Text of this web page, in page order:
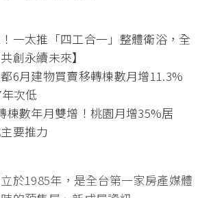
！一太推「四工合一」整體衛浴，全
創永續未來】
6月建物買賣移轉棟數月增11.3%
次低
棟數年月雙增！桃園月增35%居
要推力
於1985年，是全台第一家房產媒體